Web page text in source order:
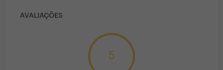
AVALIAÇÕES
5